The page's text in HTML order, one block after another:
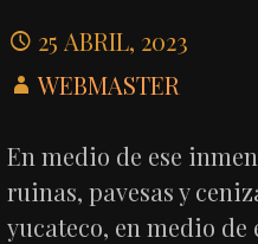
25 ABRIL, 2023
WEBMASTER
En medio de ese
ruinas, pavesas y
yucateco, en medio de